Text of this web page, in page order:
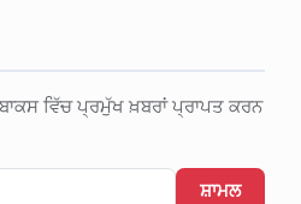
ਵਿੱਚ ਪ੍ਰਮੁੱਖ ਖ਼ਬਰਾਂ ਪ੍ਰਾਪਤ ਕਰਨ
ਸ਼ਾਮਲ